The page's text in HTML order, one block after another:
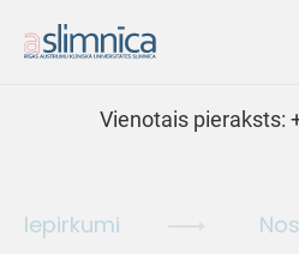
Vienotais pieraksts:
Iepirkumi